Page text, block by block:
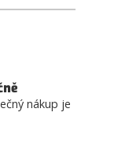
nákup je